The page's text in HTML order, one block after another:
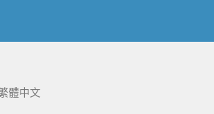
體中文